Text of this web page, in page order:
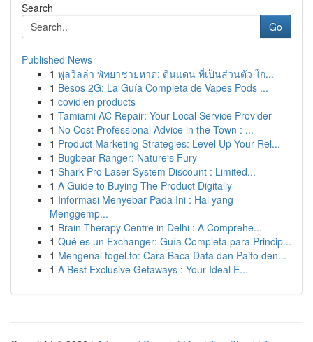
Search
Go
Published News
1 พูลวิลล่า พัทยาชายหาด: ดินแดน ที่เป็นส่วนตัว ใก...
1 Besos 2G: La Guía Completa de Vapes Pods ...
1 covidien products
1 Tamiami AC Repair: Your Local Service Provider
1 No Cost Professional Advice in the Town : ...
1 Product Marketing Strategies: Level Up Your Rel...
1 Bugbear Ranger: Nature's Fury
1 Shark Pro Laser System Discount : Limited...
1 A Guide to Buying The Product Digitally
1 Informasi Menyebar Pada Ini : Hal yang
Menggemp...
1 Brain Therapy Centre in Delhi : A Comprehe...
1 Qué es un Exchanger: Guía Completa para Princip...
1 Mengenal togel.to: Cara Baca Data dan Paito den...
1 A Best Exclusive Getaways : Your Ideal E...